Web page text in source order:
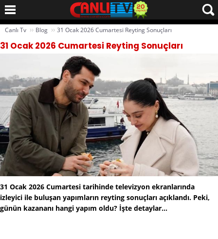
Canlı Tv ›› Blog ›› 31 Ocak 2026 Cumartesi Reyting Sonuçları
31 Ocak 2026 Cumartesi Reyting Sonuçları
31 Ocak 2026 Cumartesi tarihinde televizyon ekranlarında
izleyici ile buluşan yapımların reyting sonuçları açıklandı. Peki,
günün kazananı hangi yapım oldu? İşte detaylar...